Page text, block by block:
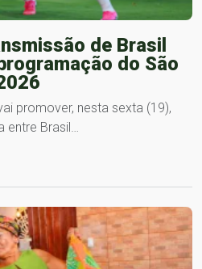
de Brasil
do São
promover, nesta sexta (19),
Brasil…